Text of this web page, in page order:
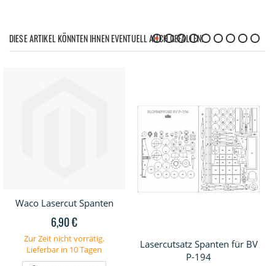
DIESE ARTIKEL KÖNNTEN IHNEN EVENTUELL AUCH GEFALLEN!
Waco Lasercut Spanten
6,90 €
Zur Zeit nicht vorrätig.
Lieferbar in 10 Tagen
Lasercutsatz Spanten für BV
P-194